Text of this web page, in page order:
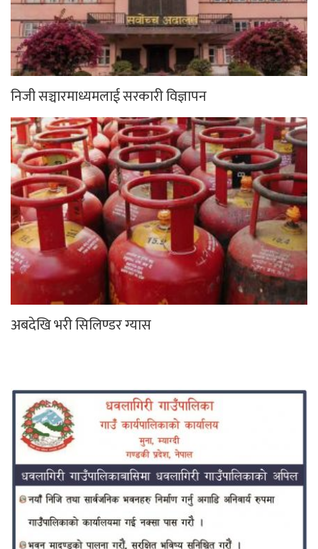
निजी सञ्चारमाध्यमलाई सरकारी विज्ञापन
अबदेखि भरी सिलिण्डर ग्यास